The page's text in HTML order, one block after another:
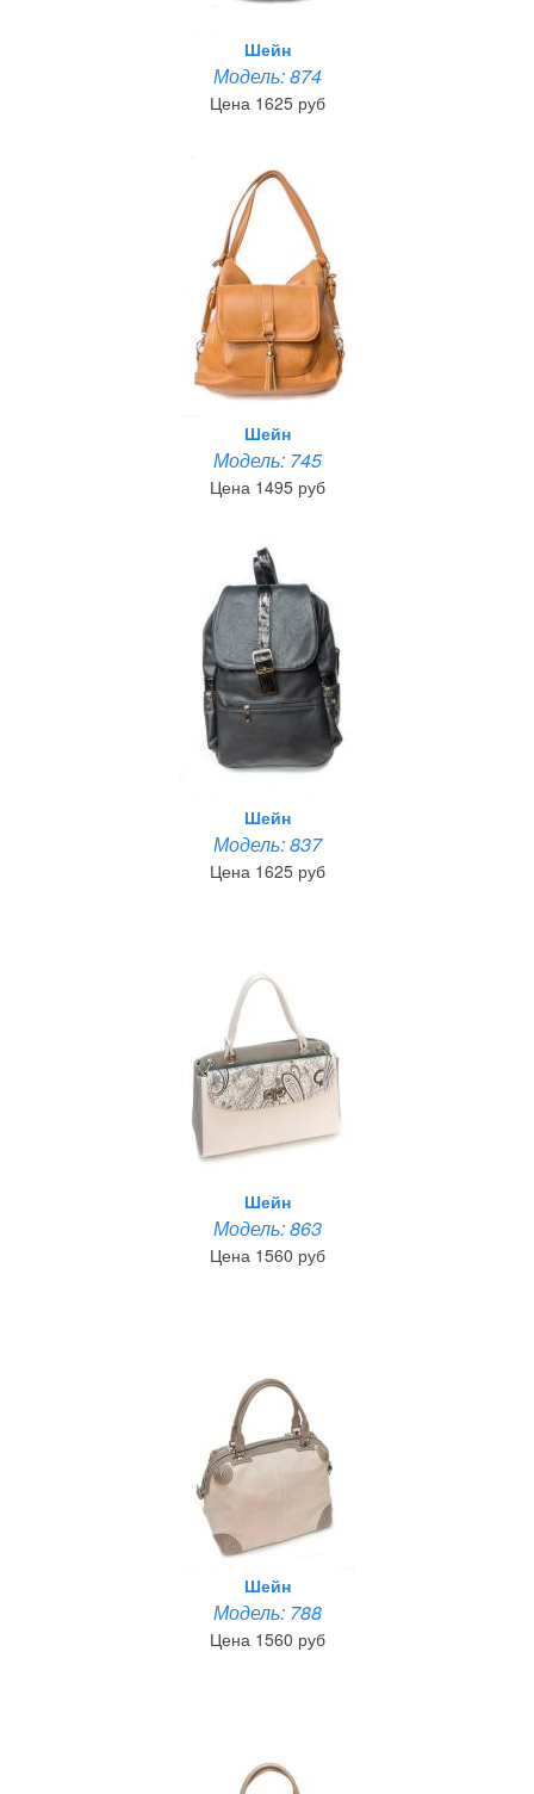
Шейн
Модель: 874
Цена 1625 руб
Шейн
Модель: 745
Цена 1495 руб
Шейн
Модель: 837
Цена 1625 руб
Шейн
Модель: 863
Цена 1560 руб
Шейн
Модель: 788
Цена 1560 руб